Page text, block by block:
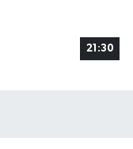
21:30